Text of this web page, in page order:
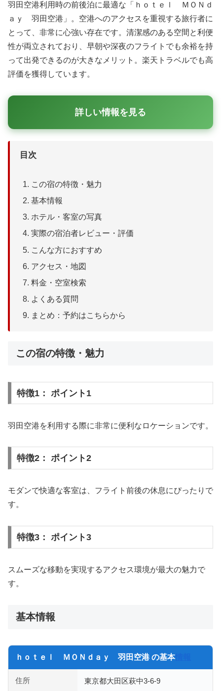
羽田空港利用時の前後泊に最適な「ｈｏｔｅｌ ＭＯＮｄ
ａｙ 羽田空港」。空港へのアクセスを重視する旅行者に
とって、非常に心強い存在です。清潔感のある空間と利便
性が両立されており、早朝や深夜のフライトでも余裕を持
って出発できるのが大きなメリット。楽天トラベルでも高
評価を獲得しています。
詳しい情報を見る
目次
この宿の特徴・魅力
基本情報
ホテル・客室の写真
実際の宿泊者レビュー・評価
こんな方におすすめ
アクセス・地図
料金・空室検索
よくある質問
まとめ：予約はこちらから
この宿の特徴・魅力
特徴1： ポイント1
羽田空港を利用する際に非常に便利なロケーションです。
特徴2： ポイント2
モダンで快適な客室は、フライト前後の休息にぴったりで
す。
特徴3： ポイント3
スムーズな移動を実現するアクセス環境が最大の魅力で
す。
基本情報
ｈｏｔｅｌ ＭＯＮｄａｙ 羽田空港 の基本情報
住所 東京都大田区萩中3-6-9